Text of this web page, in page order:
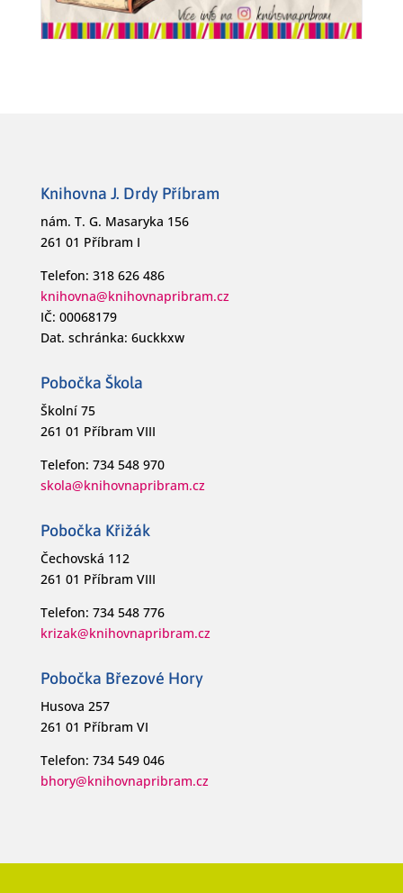
Knihovna J. Drdy Příbram
nám. T. G. Masaryka 156
261 01 Příbram I
Telefon: 318 626 486
knihovna@knihovnapribram.cz
IČ: 00068179
Dat. schránka: 6uckkxw
Pobočka Škola
Školní 75
261 01 Příbram VIII
Telefon: 734 548 970
skola@knihovnapribram.cz
Pobočka Křižák
Čechovská 112
261 01 Příbram VIII
Telefon: 734 548 776
krizak@knihovnapribram.cz
Pobočka Březové Hory
Husova 257
261 01 Příbram VI
Telefon: 734 549 046
bhory@knihovnapribram.cz